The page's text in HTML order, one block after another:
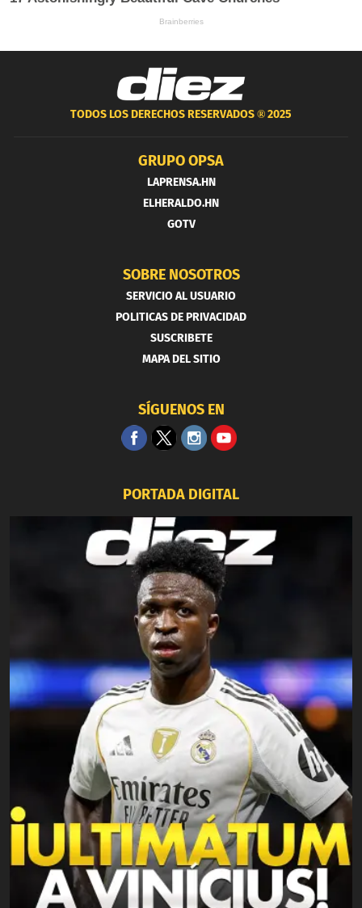
TODOS LOS DERECHOS RESERVADOS ®2025
GRUPO OPSA
LAPRENSA.HN
ELHERALDO.HN
GOTV
SOBRE NOSOTROS
SERVICIO AL USUARIO
POLITICAS DE PRIVACIDAD
SUSCRIBETE
MAPA DEL SITIO
SÍGUENOS EN
PORTADA DIGITAL